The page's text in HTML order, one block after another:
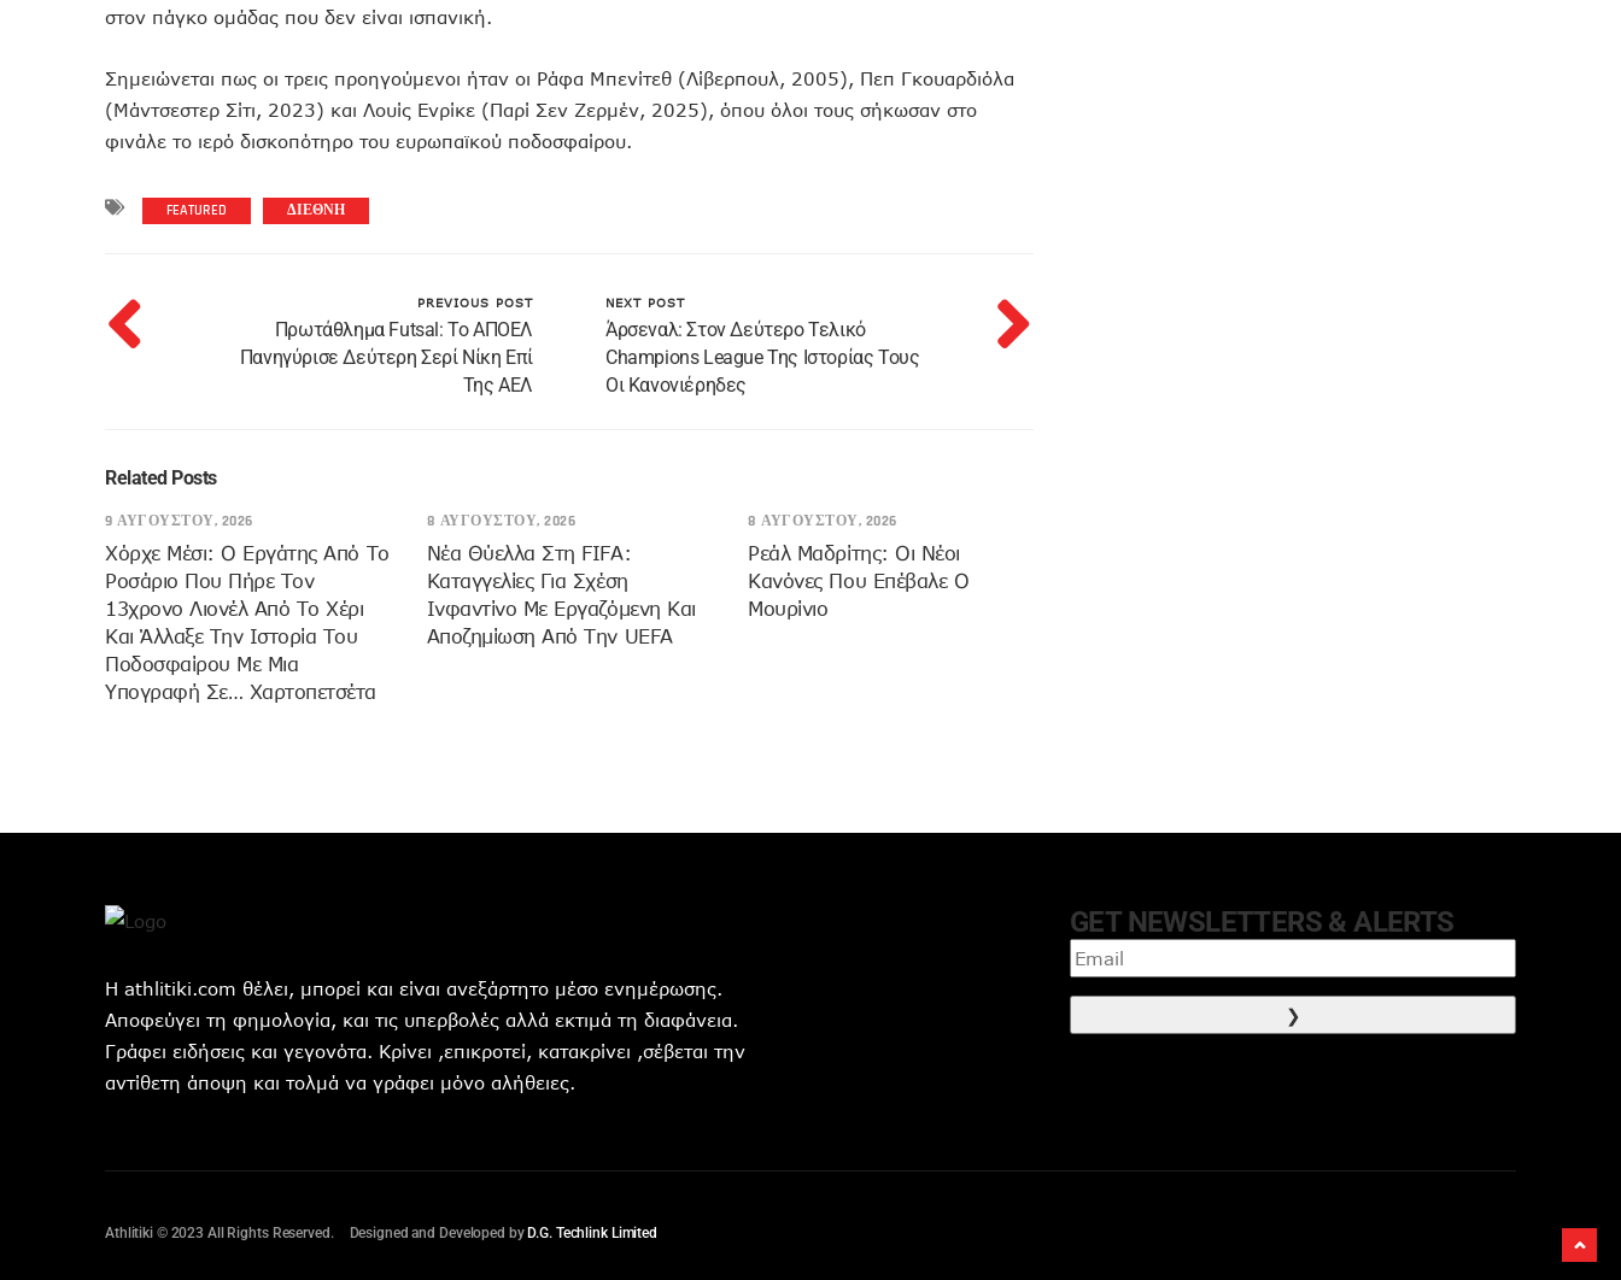
στον πάγκο ομάδας που δεν είναι ισπανική.
Σημειώνεται πως οι τρεις προηγούμενοι ήταν οι Ράφα Μπενίτεθ (Λίβερπουλ, 2005), Πεπ Γκουαρδιόλα
(Μάντσεστερ Σίτι, 2023) και Λουίς Ενρίκε (Παρί Σεν Ζερμέν, 2025), όπου όλοι τους σήκωσαν στο
φινάλε το ιερό δισκοπότηρο του ευρωπαϊκού ποδοσφαίρου.
FEATURED ΔΙΕΘΝΗ
PREVIOUS POST
Πρωτάθλημα Futsal: To ΑΠΟΕΛ
Πανηγύρισε Δεύτερη Σερί Νίκη Επί
Της ΑΕΛ
NEXT POST
Άρσεναλ: Στον Δεύτερο Τελικό
Champions League Της Ιστορίας Τους
Οι Κανονιέρηδες
Related Posts
9 ΑΥΓΟΎΣΤΟΥ, 2026
Χόρχε Μέσι: Ο Εργάτης Από Το
Ροσάριο Που Πήρε Τον
13χρονο Λιονέλ Από Το Χέρι
Και Άλλαξε Την Ιστορία Του
Ποδοσφαίρου Με Μια
Υπογραφή Σε… Χαρτοπετσέτα
8 ΑΥΓΟΎΣΤΟΥ, 2026
Νέα Θύελλα Στη FIFA:
Καταγγελίες Για Σχέση
Ινφαντίνο Με Εργαζόμενη Και
Αποζημίωση Από Την UEFA
8 ΑΥΓΟΎΣΤΟΥ, 2026
Ρεάλ Μαδρίτης: Οι Νέοι
Κανόνες Που Επέβαλε Ο
Μουρίνιο
Η athlitiki.com θέλει, μπορεί και είναι ανεξάρτητο μέσο ενημέρωσης.
Αποφεύγει τη φημολογία, και τις υπερβολές αλλά εκτιμά τη διαφάνεια.
Γράφει ειδήσεις και γεγονότα. Κρίνει ,επικροτεί, κατακρίνει ,σέβεται την
αντίθετη άποψη και τολμά να γράφει μόνο αλήθειες.
GET NEWSLETTERS & ALERTS
Athlitiki © 2023 All Rights Reserved. Designed and Developed by D.G. Techlink Limited